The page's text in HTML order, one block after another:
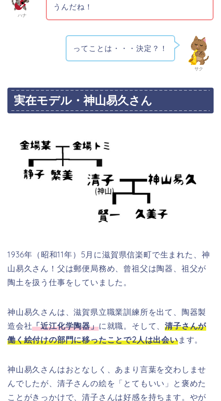
ハナ
うんだね！
サク
ってことは・・・決定？！
実在モデル・神山易久さん
1936年（昭和11年）5月に滋賀県信楽町で生まれた、神
山易久さん！父は郵便局務め、曾祖父は陶器、祖父が
陶土を扱う仕事をしていました。
神山易久さんは、滋賀県立職業訓練所を出て、陶器製
造会社「近江化学陶器」に就職。そして、清子さんが
働く絵付けの部門に移ったことで2人は出会います。
神山易久さんはおとなしく、あまり言葉を交わしませ
んでしたが、清子さんの絵を「とてもいい」と褒めた
ことがきっかけで、清子さんは好感を持ちます。やが